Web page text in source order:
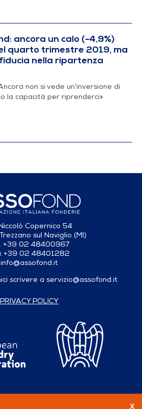
ancora un calo (-4,9%)
quarto trimestre 2019, ma
fiducia nella ripartenza
non si vede un’inversione di
la capacità per riprenderci»
Copernico 54
sul Naviglio (MI)
+39 02 48400967
+39 02 48401282
info@assofond.it
scrivere a servizio@assofond.it
PRIVACY POLICY
X